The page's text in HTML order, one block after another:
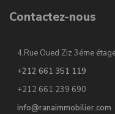
Contactez-nous
4,Rue Oued Ziz 3éme
+212 661 351 119
+212 661 239 690
info@ranaimmobilier.com